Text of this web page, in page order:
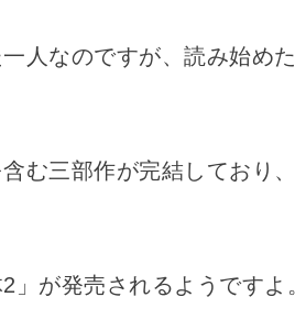
人なのですが、読み始め
む三部作が完結しており
」が発売されるようです